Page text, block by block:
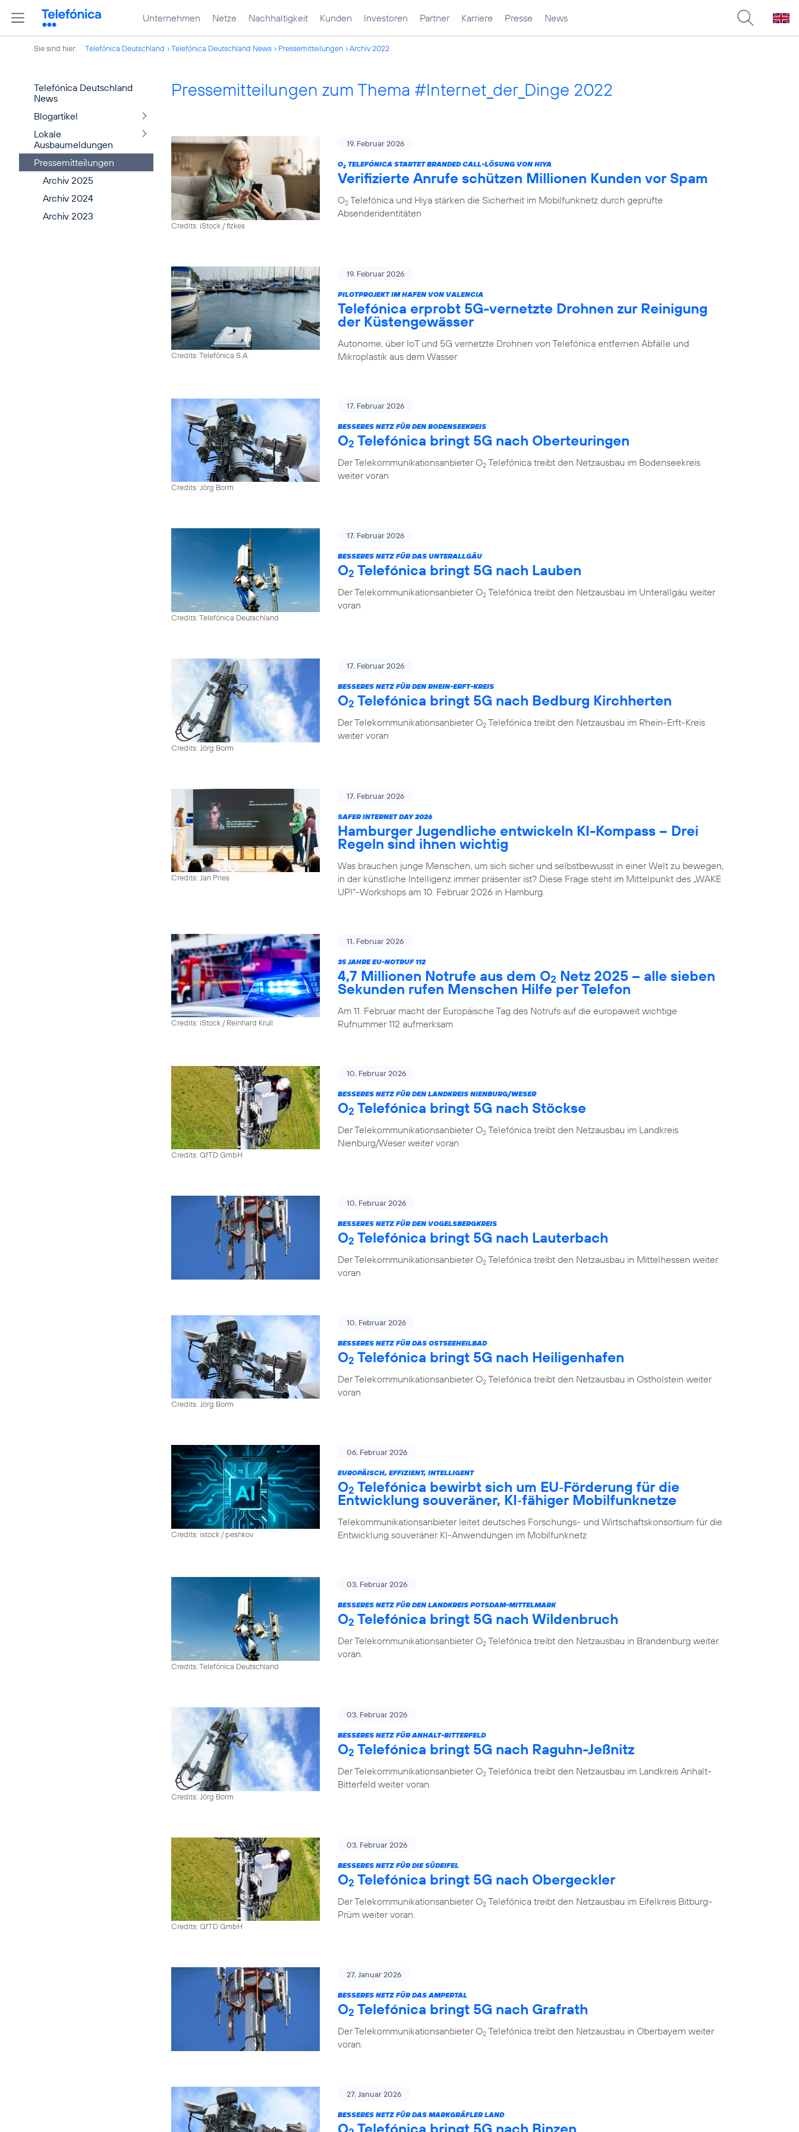
Unternehmen Netze Nachhaltigkeit Kunden Investoren Partner Karriere Presse News
Sie sind hier: Telefónica Deutschland Telefónica Deutschland News Pressemitteilungen Archiv 2022
Telefónica Deutschland
News
Blogartikel
Lokale
Ausbaumeldungen
Pressemitteilungen
Archiv 2025
Archiv 2024
Archiv 2023
Pressemitteilungen zum Thema #Internet_der_Dinge 2022
Credits: iStock / fizkes
19. Februar 2026
O2 TELEFÓNICA STARTET BRANDED CALL-LÖSUNG VON HIYA
Verifizierte Anrufe schützen Millionen Kunden vor Spam
O2 Telefónica und Hiya stärken die Sicherheit im Mobilfunknetz durch geprüfte
Absenderidentitäten
Credits: Telefónica S.A.
19. Februar 2026
PILOTPROJEKT IM HAFEN VON VALENCIA
Telefónica erprobt 5G-vernetzte Drohnen zur Reinigung
der Küstengewässer
Autonome, über IoT und 5G vernetzte Drohnen von Telefónica entfernen Abfälle und
Mikroplastik aus dem Wasser
Credits: Jörg Borm
17. Februar 2026
BESSERES NETZ FÜR DEN BODENSEEKREIS
O2 Telefónica bringt 5G nach Oberteuringen
Der Telekommunikationsanbieter O2 Telefónica treibt den Netzausbau im Bodenseekreis
weiter voran
Credits: Telefónica Deutschland
17. Februar 2026
BESSERES NETZ FÜR DAS UNTERALLGÄU
O2 Telefónica bringt 5G nach Lauben
Der Telekommunikationsanbieter O2 Telefónica treibt den Netzausbau im Unterallgäu weiter
voran
Credits: Jörg Borm
17. Februar 2026
BESSERES NETZ FÜR DEN RHEIN-ERFT-KREIS
O2 Telefónica bringt 5G nach Bedburg Kirchherten
Der Telekommunikationsanbieter O2 Telefónica treibt den Netzausbau im Rhein-Erft-Kreis
weiter voran
Credits: Jan Pries
17. Februar 2026
SAFER INTERNET DAY 2026
Hamburger Jugendliche entwickeln KI-Kompass – Drei
Regeln sind ihnen wichtig
Was brauchen junge Menschen, um sich sicher und selbstbewusst in einer Welt zu bewegen,
in der künstliche Intelligenz immer präsenter ist? Diese Frage steht im Mittelpunkt des „WAKE
UP!“-Workshops am 10. Februar 2026 in Hamburg.
Credits: iStock / Reinhard Krull
11. Februar 2026
35 JAHRE EU-NOTRUF 112
4,7 Millionen Notrufe aus dem O2 Netz 2025 – alle sieben
Sekunden rufen Menschen Hilfe per Telefon
Am 11. Februar macht der Europäische Tag des Notrufs auf die europaweit wichtige
Rufnummer 112 aufmerksam
Credits: GfTD GmbH
10. Februar 2026
BESSERES NETZ FÜR DEN LANDKREIS NIENBURG/WESER
O2 Telefónica bringt 5G nach Stöckse
Der Telekommunikationsanbieter O2 Telefónica treibt den Netzausbau im Landkreis
Nienburg/Weser weiter voran
10. Februar 2026
BESSERES NETZ FÜR DEN VOGELSBERGKREIS
O2 Telefónica bringt 5G nach Lauterbach
Der Telekommunikationsanbieter O2 Telefónica treibt den Netzausbau in Mittelhessen weiter
voran
Credits: Jörg Borm
10. Februar 2026
BESSERES NETZ FÜR DAS OSTSEEHEILBAD
O2 Telefónica bringt 5G nach Heiligenhafen
Der Telekommunikationsanbieter O2 Telefónica treibt den Netzausbau in Ostholstein weiter
voran
Credits: istock / peshkov
06. Februar 2026
EUROPÄISCH, EFFIZIENT, INTELLIGENT
O2 Telefónica bewirbt sich um EU‑Förderung für die
Entwicklung souveräner, KI‑fähiger Mobilfunknetze
Telekommunikationsanbieter leitet deutsches Forschungs- und Wirtschaftskonsortium für die
Entwicklung souveräner KI-Anwendungen im Mobilfunknetz
Credits: Telefónica Deutschland
03. Februar 2026
BESSERES NETZ FÜR DEN LANDKREIS POTSDAM-MITTELMARK
O2 Telefónica bringt 5G nach Wildenbruch
Der Telekommunikationsanbieter O2 Telefónica treibt den Netzausbau in Brandenburg weiter
voran.
Credits: Jörg Borm
03. Februar 2026
BESSERES NETZ FÜR ANHALT-BITTERFELD
O2 Telefónica bringt 5G nach Raguhn-Jeßnitz
Der Telekommunikationsanbieter O2 Telefónica treibt den Netzausbau im Landkreis Anhalt-
Bitterfeld weiter voran.
Credits: GfTD GmbH
03. Februar 2026
BESSERES NETZ FÜR DIE SÜDEIFEL
O2 Telefónica bringt 5G nach Obergeckler
Der Telekommunikationsanbieter O2 Telefónica treibt den Netzausbau im Eifelkreis Bitburg-
Prüm weiter voran.
27. Januar 2026
BESSERES NETZ FÜR DAS AMPERTAL
O2 Telefónica bringt 5G nach Grafrath
Der Telekommunikationsanbieter O2 Telefónica treibt den Netzausbau in Oberbayern weiter
voran.
27. Januar 2026
BESSERES NETZ FÜR DAS MARKGRÄFLER LAND
O Telefónica bringt 5G nach Binzen